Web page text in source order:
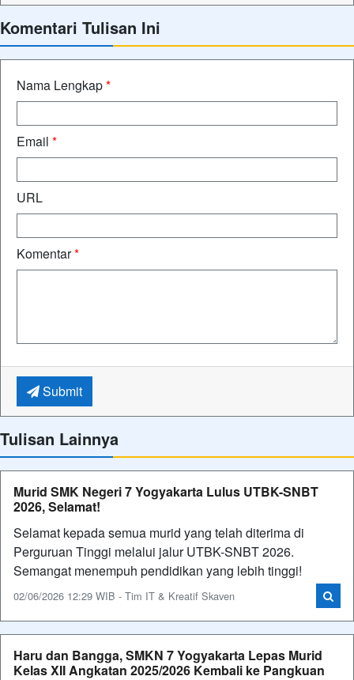
Komentari Tulisan Ini
Nama Lengkap*
Email *
URL
Komentar*
Submit
Tulisan Lainnya
Murid SMK Negeri 7 Yogyakarta Lulus UTBK-SNBT
2026, Selamat!
Selamat kepada semua murid yang telah diterima di
Perguruan Tinggi melalui jalur UTBK-SNBT 2026.
Semangat menempuh pendidikan yang lebih tinggi!
02/06/2026 12:29 WIB - Tim IT & Kreatif Skaven
Haru dan Bangga, SMKN 7 Yogyakarta Lepas Murid
Kelas XII Angkatan 2025/2026 Kembali ke Pangkuan